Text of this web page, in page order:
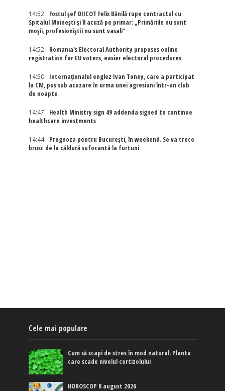
14:52
Fostul șef DIICOT Felix Bănilă rupe contractul cu
Spitalul Moinești și îl acuză pe primar: „Primăriile nu sunt
moșii, profesioniștii nu sunt vasali”
14:52
Romania's Electoral Authority proposes online
registration for EU voters, easier electoral procedures
14:50
Internaţionalul englez Ivan Toney, care a participat
la CM, pus sub acuzare în urma unei agresiuni într-un club
de noapte
14:47
Health Ministry sign 49 addenda signed to continue
healthcare investments
14:44
Prognoza pentru București, în weekend. Se va trece
brusc de la căldură sufocantă la furtuni
Cele mai populare
Cum să scapi de stres în mod natural: Planta
care scade nivelul cortizolului
HOROSCOP 8 august 2026